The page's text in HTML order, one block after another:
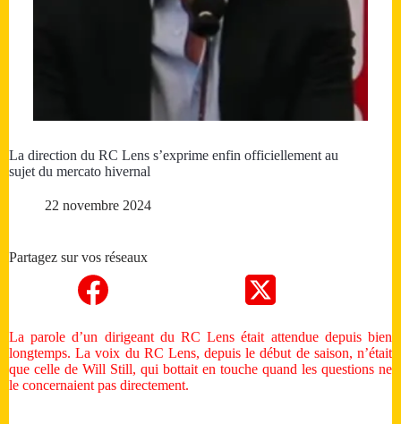
La direction du RC Lens s’exprime enfin officiellement au
sujet du mercato hivernal
22 novembre 2024
Partagez sur vos réseaux
La parole d’un dirigeant du RC Lens était attendue depuis bien
longtemps. La voix du RC Lens, depuis le début de saison, n’était
que celle de Will Still, qui bottait en touche quand les questions ne
le concernaient pas directement.